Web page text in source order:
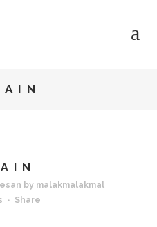
by malakmalakmal
Share